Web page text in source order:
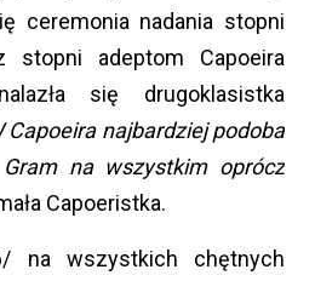
ceremonia nadania stopni
stopni adeptom Capoeira
się drugoklasistka
Capoeira najbardziej podoba
na wszystkim oprócz
Capoeristka.
na wszystkich chętnych